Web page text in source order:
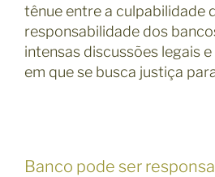
tênue entre a culpabilidade
responsabilidade dos
intensas discussões legais
em que se busca justiça
Banco pode ser